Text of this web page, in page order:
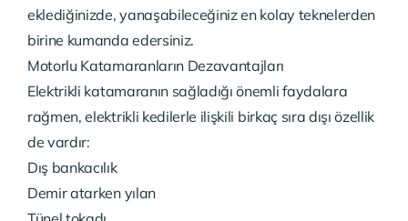
eklediğinizde, yanaşabileceğiniz en kolay teknelerden
birine kumanda edersiniz.
Motorlu Katamaranların Dezavantajları
Elektrikli katamaranın sağladığı önemli faydalara
rağmen, elektrikli kedilerle ilişkili birkaç sıra dışı özellik
de vardır:
Dış bankacılık
Demir atarken yılan